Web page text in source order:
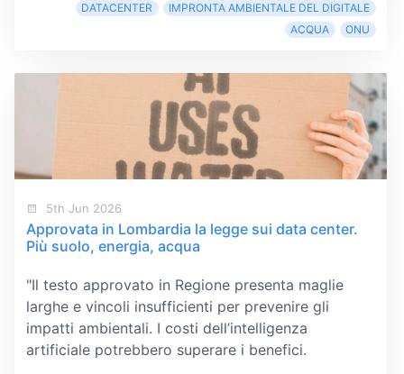
DATACENTER
IMPRONTA AMBIENTALE DEL DIGITALE
ACQUA
ONU
5th Jun 2026
Approvata in Lombardia la legge sui data center.
Più suolo, energia, acqua
"Il testo approvato in Regione presenta maglie
larghe e vincoli insufficienti per prevenire gli
impatti ambientali. I costi dell’intelligenza
artificiale potrebbero superare i benefici.